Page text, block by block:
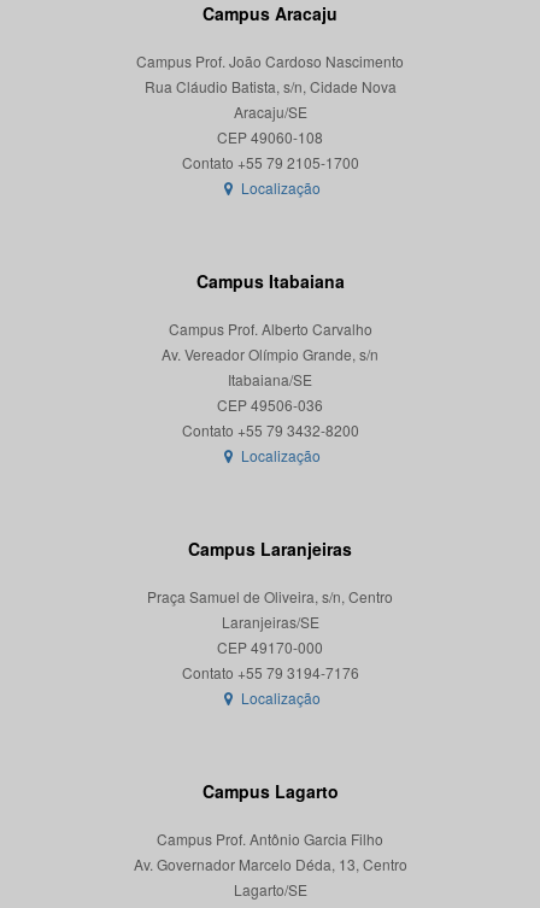
Campus Aracaju
Campus Prof. João Cardoso Nascimento
Rua Cláudio Batista, s/n, Cidade Nova
Aracaju/SE
CEP 49060-108
Localização
Campus Itabaiana
Campus Prof. Alberto Carvalho
Av. Vereador Olímpio Grande, s/n
Itabaiana/SE
CEP 49506-036
Localização
Campus Laranjeiras
Praça Samuel de Oliveira, s/n, Centro
Laranjeiras/SE
CEP 49170-000
Localização
Campus Lagarto
Campus Prof. Antônio Garcia Filho
Av. Governador Marcelo Déda, 13, Centro
Lagarto/SE